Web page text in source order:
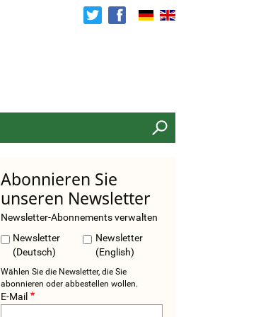
Abonnieren Sie
unseren Newsletter
Newsletter-Abonnements verwalten
Newsletter
(Deutsch)
Newsletter
(English)
Wählen Sie die Newsletter, die Sie
abonnieren oder abbestellen wollen.
E-Mail